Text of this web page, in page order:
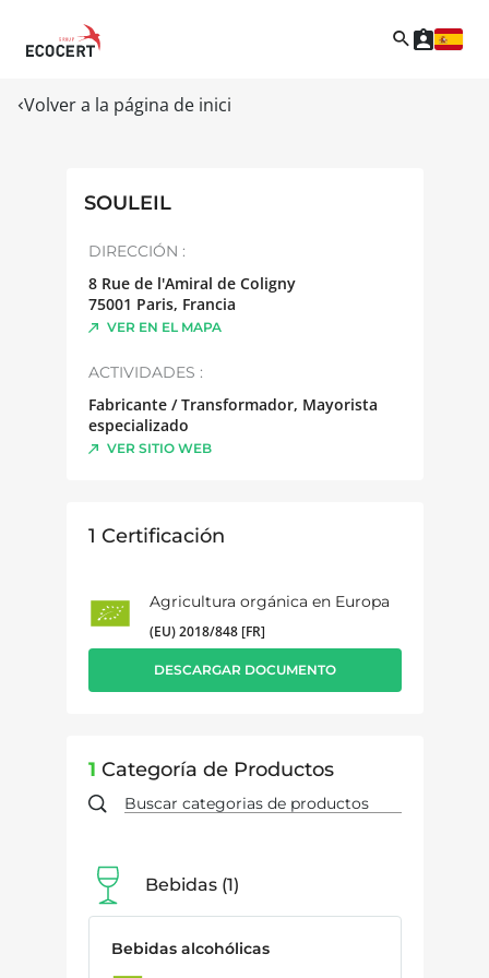
Volver a la página de inici
SOULEIL
DIRECCIÓN :
8 Rue de l'Amiral de Coligny
75001 Paris, Francia
VER EN EL MAPA
ACTIVIDADES :
Fabricante / Transformador, Mayorista
especializado
VER SITIO WEB
1 Certificación
Agricultura orgánica en Europa
(EU) 2018/848 [FR]
DESCARGAR DOCUMENTO
1 Categoría de Productos
Bebidas 1
Bebidas alcohólicas